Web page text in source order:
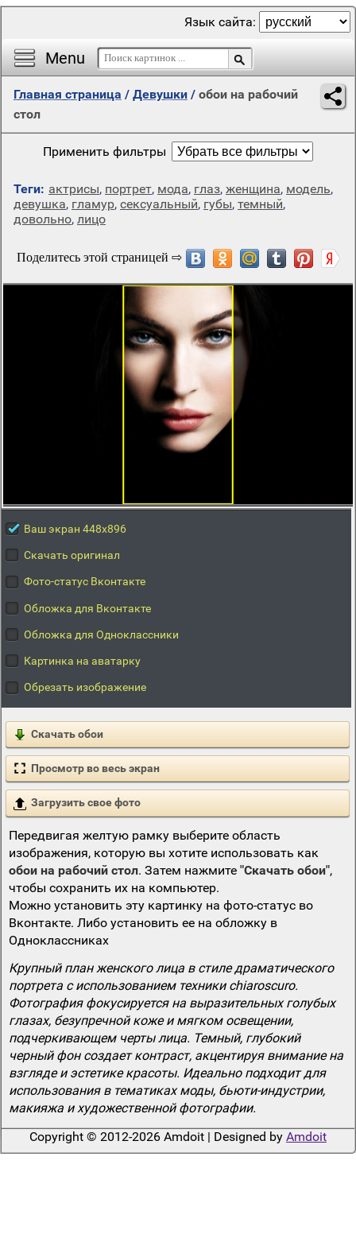
Menu
Язык сайта:
Главная страница / Девушки / обои на рабочий
стол
Применить фильтры
Теги: актрисы, портрет, мода, глаз, женщина, модель,
девушка, гламур, сексуальный, губы, темный,
довольно, лицо
Ваш экран 448x896
Скачать оригинал
Фото-статус Вконтакте
Обложка для Вконтакте
Обложка для Одноклассники
Картинка на аватарку
Обрезать изображение
Скачать обои
Просмотр во весь экран
Загрузить свое фото
Передвигая желтую рамку выберите область
изображения, которую вы хотите использовать как
обои на рабочий стол. Затем нажмите "Скачать обои",
чтобы сохранить их на компьютер.
Можно установить эту картинку на фото-статус во
Вконтакте. Либо установить ее на обложку в
Одноклассниках
Крупный план женского лица в стиле драматического
портрета с использованием техники chiaroscuro.
Фотография фокусируется на выразительных голубых
глазах, безупречной коже и мягком освещении,
подчеркивающем черты лица. Темный, глубокий
черный фон создает контраст, акцентируя внимание на
взгляде и эстетике красоты. Идеально подходит для
использования в тематиках моды, бьюти-индустрии,
макияжа и художественной фотографии.
Copyright © 2012-2026 Amdoit | Designed by Amdoit